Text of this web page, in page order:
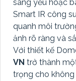
sáng yếu hoặc
Smart IR công
quanh môi
ảnh rõ ràng và
Với thiết kế
VN trở thành
trọng cho